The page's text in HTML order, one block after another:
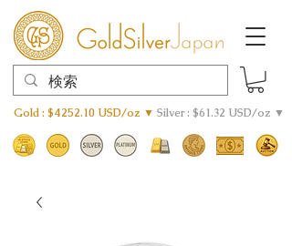
Gold : $4252.10 USD/oz ▼ Silver : $61.32 USD/oz ▼